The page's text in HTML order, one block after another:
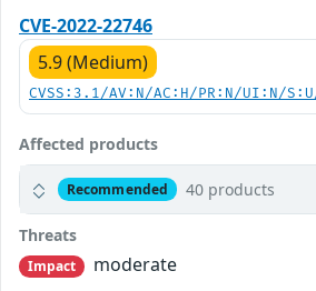
CVE-2022-22746
5.9 (Medium)
CVSS:3.1/AV:N/AC:H/PR:N/UI:N/
Affected products
Recommended 40 products
Threats
Impact
moderate